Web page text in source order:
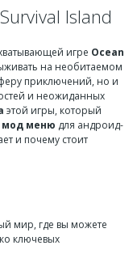
Island
игре Ocean
на необитаемом
приключений, но и
и неожиданных
этой игры, который
мод меню для андроид-
и почему стоит
мир, где вы можете
ключевых